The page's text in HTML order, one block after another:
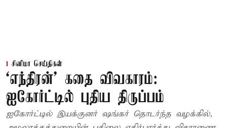
சினிமா செய்திகள்
‘எந்திரன்’ கதை விவகாரம்:
ஐகோர்ட்டில் புதிய திருப்பம்
ஐகோர்ட்டில் இயக்குனர் ஷங்கர் தொடர்ந்த வழக்கில்,